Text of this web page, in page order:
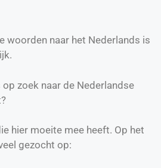
woorden naar het Nederlands is
zoek naar de Nederlandse
hier moeite mee heeft. Op het
gezocht op: